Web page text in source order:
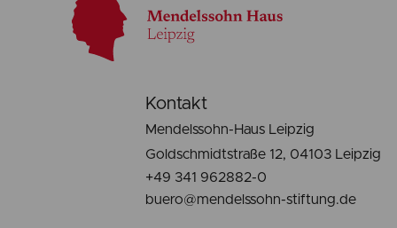
Kontakt
Mendelssohn-Haus Leipzig
Goldschmidtstraße 12, 04103 Leipzig
+49 341 962882-0
buero@mendelssohn-stiftung.de